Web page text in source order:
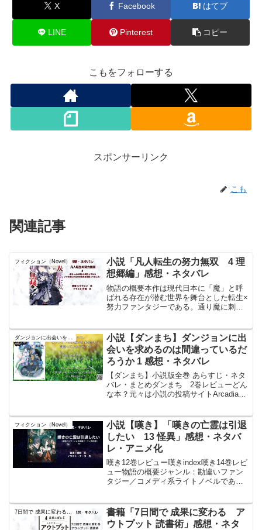
X Facebook はてブ
LINE Pinterest コピー
こもをフォローする
スポンサーリンク
こも
関連記事
フィクション（Novel）
小説「凡人転生の努力無双 4 理
想郷編」感想・ネタバレ
物語の概要本作は現代日本に「魔」と呼
ばれる存在が潜む世界を舞台とした転生×
努力ファンタジーである。通り魔に刺さ
めに最強を目指す」と幼少期から魔法修
練を重ねる。努力を積み...
小説【ダンまち】ダンジョンに出
会いを求めるのは間違っているだ
ろうか 1 感想・ネタバレ
【ダンまち】小説版全巻 あらすじ・ネタ
バレ・まとめダンまち 2巻レビューどん
な本？元々は小説の投稿サイトArcadiaで
買おうと思い出版されたのが10年前。も
う10年経...
フィクション（Novel）
小説【嘆き】「嘆きの亡霊は引退
したい 13 怪異」感想・ネタバ
レ・アニメ化
嘆き12巻レビュー嘆きindex嘆き14巻レビ
ュー物語の概要ジャンル：勘違いファン
タジー／コメディ系ライトノベルであ
まま“最弱”と称されつつ、パーティ育成や
冒険を通じて...
7日間で 成果に変わる アウトプット 読書術
書籍「7日間で 成果に変わる ア
ウトプット 読書術」感想・ネタ